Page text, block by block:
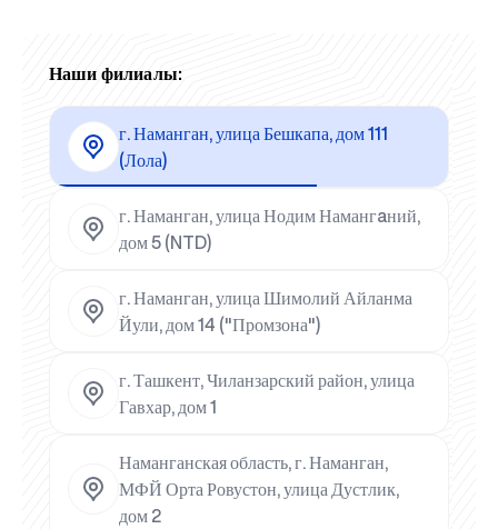
Наши филиалы:
г. Наманган, улица Бешкапа, дом 111
(Лола)
г. Наманган, улица Нодим Намангaний,
дом 5 (NTD)
г. Наманган, улица Шимолий Айланма
Йули, дом 14 ("Промзона")
г. Ташкент, Чиланзарский район, улица
Гавхар, дом 1
Наманганская область, г. Наманган,
МФЙ Орта Ровустон, улица Дустлик,
дом 2